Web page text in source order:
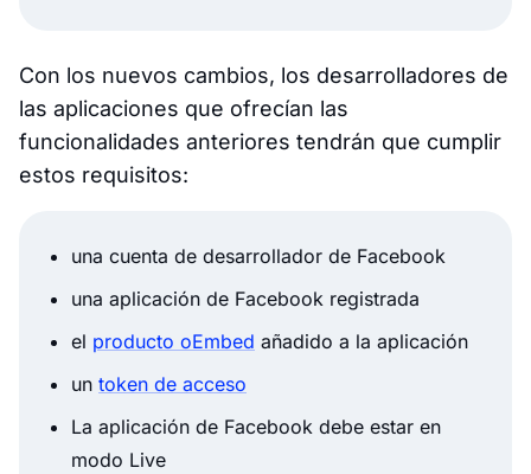
Con los nuevos cambios, los desarrolladores de
las aplicaciones que ofrecían las
funcionalidades anteriores tendrán que cumplir
estos requisitos:
una cuenta de desarrollador de Facebook
una aplicación de Facebook registrada
el producto oEmbed añadido a la aplicación
un token de acceso
La aplicación de Facebook debe estar en
modo Live